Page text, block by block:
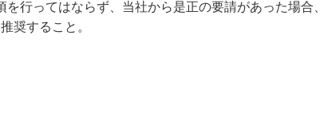
行ってはならず、当社から是正の要請があった場合
奨すること。